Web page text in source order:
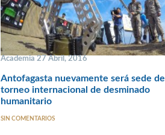
Academia 27 Abril, 2016
Antofagasta nuevamente será sede de
torneo internacional de desminado
humanitario
SIN COMENTARIOS